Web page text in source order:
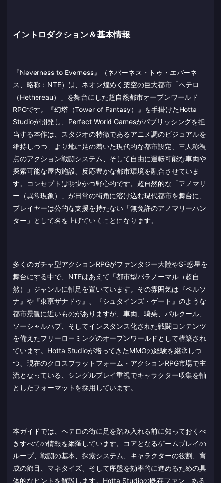
イントロダクション＆基本情報
『Neverness to Everness』（ネバーネス・トゥ・エバーネ
ス、略称：NTE）は、ネオン煌めく架空の巨大都市「ヘテロ
（Hethereau）」を舞台にした超自然都市オープンワールド
RPGです。『幻塔（Tower of Fantasy）』を手掛けたHotta
Studioが開発し、Perfect World Gamesがパブリッシングを担
当する本作は、スタジオの特徴であるアニメ調のビジュアルを
維持しつつ、より地に足の着いた現代的な都市設定、三人称視
点のアクション戦闘システム、そして自由に運転可能な車両や
探索可能な屋内施設、反応豊かな都市環境を融合させていま
す。コンセプトは明快かつ野心的です。超自然的な「アノマリ
ー（異常現象）」が日常の街角に溶け込む現代都市を舞台に、
プレイヤーは公的な支援を持たない「無免許のアノマリーハン
ター」として名を上げていくことになります。
多くのガチャ型アクションRPGがファンタジー大陸やSF惑星を
舞台にする中で、NTEはあえて「都市型パラノーマル（超自
然）」ジャンルに軸足を置いています。その雰囲気は『ペルソ
ナ』や『東亰ザナドゥ』、『シュタインズ・ゲート』のような
都市景観に近いものがありますが、車両、騎乗、パルクール、
ソーシャルハブ、そしてインスタンス化された戦闘コンテンツ
を備えたフリーローミングのオープンワールドとして構築され
ています。Hotta Studioが培ってきたMMOの経験を継承しつ
つ、現在のクロスプラットフォーム・アクションRPG市場で主
流となっている、シングルプレイ重視でキャラクター収集を軸
としたフォーマットを採用しています。
本ガイドでは、ヘテロの街に足を踏み入れる前に知っておくべ
きすべての情報を網羅しています。コアとなるゲームプレイの
ループ、戦闘の基本、探索システム、キャラクターの役割、育
成の節目、マネタイズ、そして序盤を効率的に進めるための具
体的なヒントを解説します。Hotta Studioの既存ファン、ある